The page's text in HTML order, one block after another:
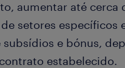
aumentar até cerca
setores específicos
subsídios e bónus,
estabelecido.